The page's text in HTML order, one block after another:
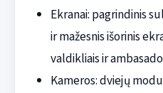
Ekranai: pagrindinis
ir mažesnis išorinis
valdikliais ir
Kameros: dviejų